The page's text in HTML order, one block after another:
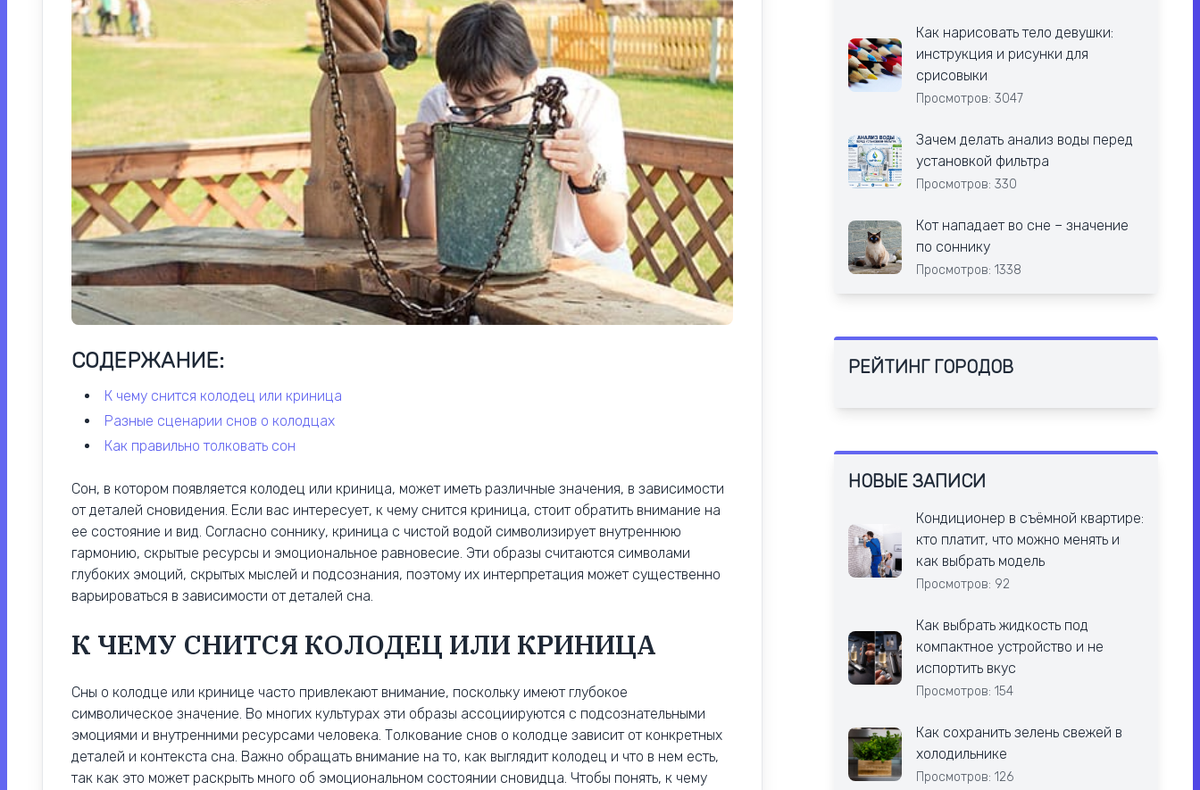
СОДЕРЖАНИЕ:
к чему снится колодец или криница
разные сценарии снов о колодцах
как правильно толковать сон
Сон, в котором появляется колодец или криница, может иметь различные значения, в зависимости
от деталей сновидения. Если вас интересует, к чему снится криница, стоит обратить внимание на
ее состояние и вид. Согласно соннику, криница с чистой водой символизирует внутреннюю
гармонию, скрытые ресурсы и эмоциональное равновесие. Эти образы считаются символами
глубоких эмоций, скрытых мыслей и подсознания, поэтому их интерпретация может существенно
варьироваться в зависимости от деталей сна.
К ЧЕМУ СНИТСЯ КОЛОДЕЦ ИЛИ КРИНИЦА
Сны о колодце или кринице часто привлекают внимание, поскольку имеют глубокое
символическое значение. Во многих культурах эти образы ассоциируются с подсознательными
эмоциями и внутренними ресурсами человека. Толкование снов о колодце зависит от конкретных
деталей и контекста сна. Важно обращать внимание на то, как выглядит колодец и что в нем есть,
так как это может раскрыть много об эмоциональном состоянии сновидца. Чтобы понять, к чему
Как нарисовать тело девушки:
инструкция и рисунки для
срисовыки
Просмотров: 3047
Зачем делать анализ воды перед
установкой фильтра
Просмотров: 330
Кот нападает во сне – значение
по соннику
Просмотров: 1338
РЕЙТИНГ ГОРОДОВ
НОВЫЕ ЗАПИСИ
Кондиционер в съёмной квартире:
кто платит, что можно менять и
как выбрать модель
Просмотров: 92
Как выбрать жидкость под
компактное устройство и не
испортить вкус
Просмотров: 154
Как сохранить зелень свежей в
холодильнике
Просмотров: 126